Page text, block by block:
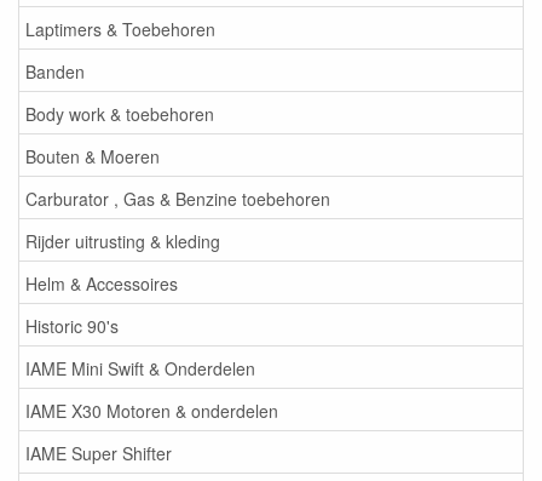
Laptimers & Toebehoren
Banden
Body work & toebehoren
Bouten & Moeren
Carburator , Gas & Benzine toebehoren
Rijder uitrusting & kleding
Helm & Accessoires
Historic 90's
IAME Mini Swift & Onderdelen
IAME X30 Motoren & onderdelen
IAME Super Shifter